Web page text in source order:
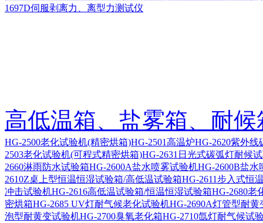
1697D伺服剥离力、离型力测试仪
高低温箱、盐雾箱、耐
HG-2500老化试验机(精密烘箱)HG-2501高温炉HG-2620紫外线
2503老化试验机(可程式精密烘箱)HG-2631日光式碳弧灯耐候
2660淋雨防水试验箱HG-2600A盐水喷雾试验机HG-2600B盐水
2610Z桌上型恒温恒湿试验箱/高低温试验箱HG-2611步入式恒
冲击试验机HG-2616高低温试验箱/恒温恒湿试验箱HG-2680老
密烘箱HG-2685 UV灯耐气候老化试验机HG-2690A灯管型耐黄
泡型耐黄变试验机HG-2700臭氧老化箱HG-2710氙灯耐气候试